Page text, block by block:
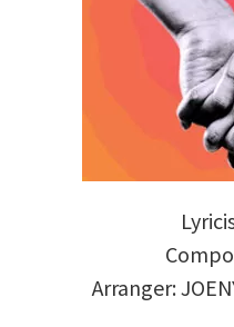
Arranger: